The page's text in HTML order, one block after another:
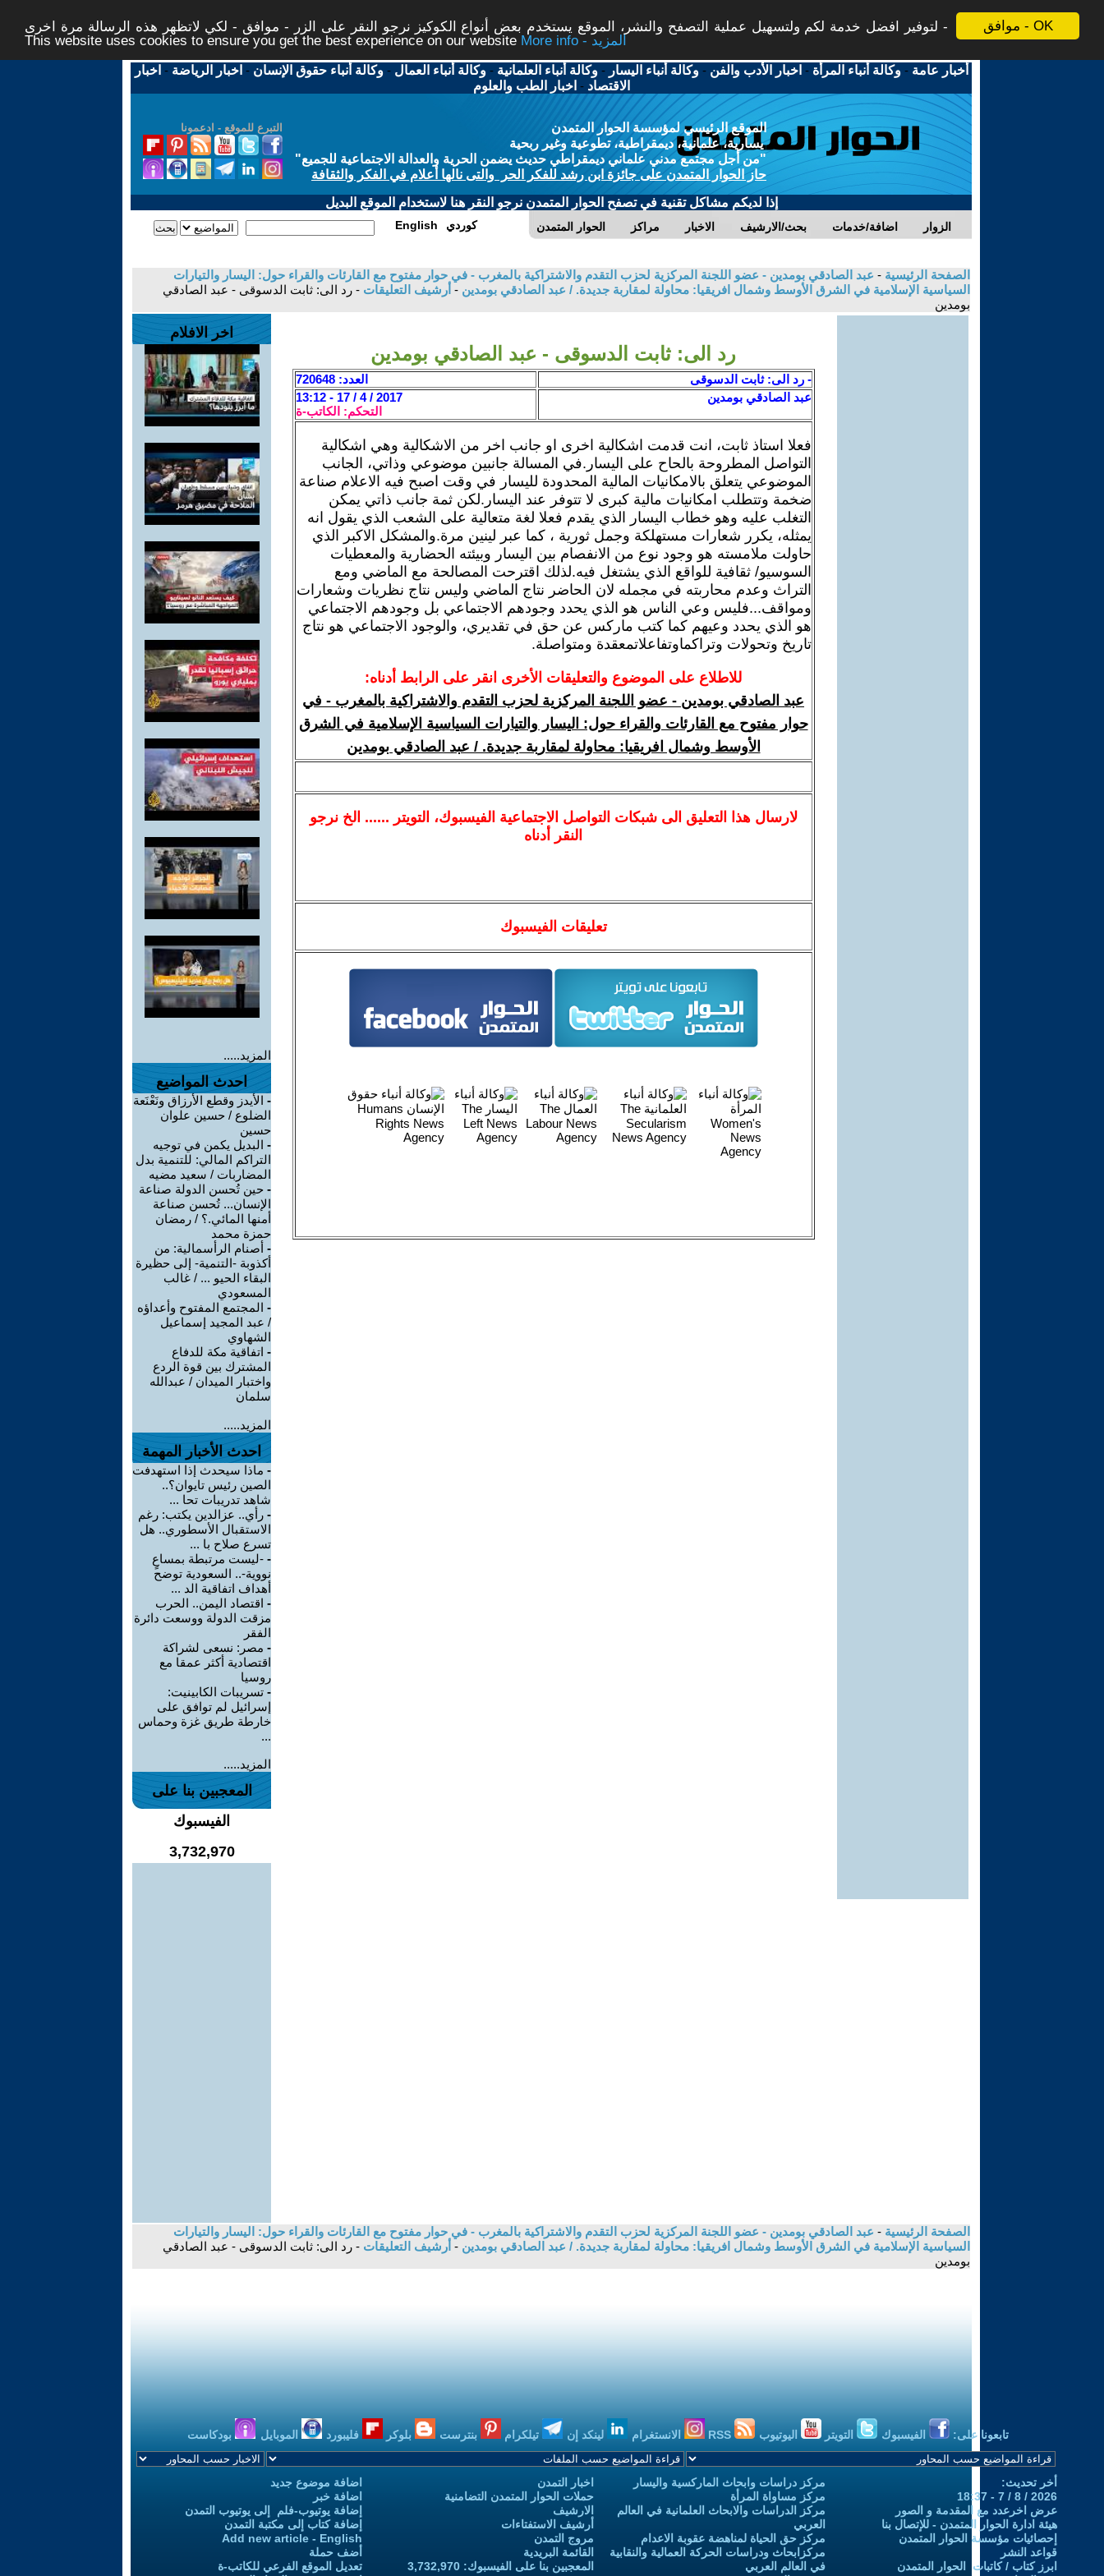
موافق - OK
لتوفير افضل خدمة لكم ولتسهيل عملية التصفح والنشر، الموقع يستخدم بعض أنواع الكوكيز نرجو النقر على الزر - موافق - لكي لاتظهر هذه الرسالة مرة اخرى -
This website uses cookies to ensure you get the best experience on our website
More info - المزيد
أخبار عامة -وكالة أنباء المرأة - اخبار الأدب والفن -وكالة أنباء اليسار -وكالة أنباء العلمانية -وكالة أنباء العمال -وكالة أنباء حقوق الإنسان - اخبار الرياضة - اخبار
الاقتصاد - اخبار الطب والعلوم
التبرع للموقع - ادعمونا
الموقع الرئيسي لمؤسسة الحوار المتمدن
يسارية، علمانية، ديمقراطية، تطوعية وغير ربحية
"من أجل مجتمع مدني علماني ديمقراطي حديث يضمن الحرية والعدالة الاجتماعية للجميع"
حاز الحوار المتمدن على جائزة ابن رشد للفكر الحر والتى نالها أعلام في الفكر والثقافة
إذا لديكم مشاكل تقنية في تصفح الحوار المتمدن نرجو النقر هنا لاستخدام الموقع البديل
الحوار المتمدن مراكز الاخبار بحث/الارشيف اضافة/خدمات الزوار English كوردي
الصفحة الرئيسية - عبد الصادقي بومدين - عضو اللجنة المركزية لحزب التقدم والاشتراكية بالمغرب - في حوار مفتوح مع القارئات والقراء حول: اليسار والتيارات
السياسية الإسلامية في الشرق الأوسط وشمال افريقيا: محاولة لمقاربة جديدة. / عبد الصادقي بومدين - أرشيف التعليقات - رد الى: ثابت الدسوقى - عبد الصادقي
بومدين
رد الى: ثابت الدسوقى - عبد الصادقي بومدين
- رد الى: ثابت الدسوقى
العدد: 720648
عبد الصادقي بومدين
2017 / 4 / 17 - 13:12
التحكم: الكاتب-ة
فعلا استاذ ثابت، انت قدمت اشكالية اخرى او جانب اخر من الاشكالية وهي اشكالية
التواصل المطروحة بالحاح على اليسار.في المسالة جانبين موضوعي وذاتي، الجانب
الموضوعي يتعلق بالامكانيات المالية المحدودة لليسار في وقت اصبح فيه الاعلام صناعة
ضخمة وتتطلب امكانيات مالية كبرى لا تتوفر عند اليسار.لكن ثمة جانب ذاتي يمكن
التغلب عليه وهو خطاب اليسار الذي يقدم فعلا لغة متعالية على الشعب الذي يقول انه
يمثله، يكرر شعارات مستهلكة وجمل ثورية ، كما عبر لينين مرة.والمشكل الاكبر الذي
حاولت ملامسته هو وجود نوع من الانفصام بين اليسار وبيئته الحضارية والمعطيات
السوسيو/ ثقافية للواقع الذي يشتغل فيه.لذلك اقترحت المصالحة مع الماضي ومع
التراث وعدم محاربته في مجمله لان الحاضر نتاج الماضي وليس نتاج نظريات وشعارات
ومواقف...فليس وعي الناس هو الذي يحدد وجودهم الاجتماعي بل وجودهم الاجتماعي
هو الذي يحدد وعيهم كما كتب ماركس عن حق في تقديري، والوجود الاجتماعي هو نتاج
تاريخ وتحولات وتراكماوتفاعلاتمعقدة ومتواصلة.
للاطلاع على الموضوع والتعليقات الأخرى انقر على الرابط أدناه:
عبد الصادقي بومدين - عضو اللجنة المركزية لحزب التقدم والاشتراكية بالمغرب - في
حوار مفتوح مع القارئات والقراء حول: اليسار والتيارات السياسية الإسلامية في الشرق
الأوسط وشمال افريقيا: محاولة لمقاربة جديدة. / عبد الصادقي بومدين
لارسالهذا التعليق الى شبكات التواصل الاجتماعية الفيسبوك، التويتر ...... الخ نرجو
النقر أدناه
تعليقات الفيسبوك
اخر الافلام
المزيد.....
احدث المواضيع
- الأيدز وقطع الأرزاق ونَعْنَعة
الضلوع / حسين علوان
حسين
- البديل يكمن في توجيه
التراكم المالي: للتنمية بدل
المضاربات / سعيد مضيه
- حين تُحسن الدولة صناعة
الإنسان... تُحسن صناعة
أمنها المائي.؟ / رمضان
حمزة محمد
- أصنام الرأسمالية: من
أكذوبة -التنمية- إلى حظيرة
البقاء الحيو ... / غالب
المسعودي
- المجتمع المفتوح وأعداؤه
/ عبد المجيد إسماعيل
الشهاوي
- اتفاقية مكة للدفاع
المشترك بين قوة الردع
واختبار الميدان / عبدالله
سلمان
المزيد.....
احدث الأخبار المهمة
- ماذا سيحدث إذا استهدفت
الصين رئيس تايوان؟..
شاهد تدريبات تحا ...
- رأي.. عزالدين يكتب: رغم
الاستقبال الأسطوري.. هل
تسرع صلاح با ...
- -ليست مرتبطة بمساعٍ
نووية-.. السعودية توضح
أهداف اتفاقية الد ...
- اقتصاد اليمن.. الحرب
مزقت الدولة ووسعت دائرة
الفقر
- مصر: نسعى لشراكة
اقتصادية أكثر عمقا مع
روسيا
- تسريبات الكابينيت:
إسرائيل لم توافق على
خارطة طريق غزة وحماس
...
المزيد.....
المعجبين بنا على
الفيسبوك
3,732,970
الصفحة الرئيسية - عبد الصادقي بومدين - عضو اللجنة المركزية لحزب التقدم والاشتراكية بالمغرب - في حوار مفتوح مع القارئات والقراء حول: اليسار والتيارات
السياسية الإسلامية في الشرق الأوسط وشمال افريقيا: محاولة لمقاربة جديدة. / عبد الصادقي بومدين - أرشيف التعليقات - رد الى: ثابت الدسوقى - عبد الصادقي
بومدين
تابعونا على: الفيسبوك التويتر اليوتيوب الانستغرام لينكد إن تيلكرام بنترست بلوكر فليبورد الموبايل بودكاست
أخر تحديث:
2026 / 8 / 7 - 18:37
عرض اخرعدد مع المقدمة و الصور
هيئة ادارة الحوار المتمدن - للإتصال بنا
إحصائيات مؤسسة الحوار المتمدن
قواعد النشر
ابرز كتاب / كاتبات الحوار المتمدن
مركز دراسات وابحاث الماركسية واليسار
مركز مساواة المرأة
مركز الدراسات والابحاث العلمانية في العالم
العربي
مركز حق الحياة لمناهضة عقوبة الاعدام
مركزابحاث ودراسات الحركة العمالية والنقابية
في العالم العربي
اخبار التمدن
حملات الحوار المتمدن التضامنية
الارشيف
أرشيف الاستفتاءات
مروج التمدن
القائمة البريدية
المعجبين بنا على الفيسبوك: 3,732,970
اضافة موضوع جديد
اضافة خبر
إضافة يوتيوب-فلم إلى يوتيوب التمدن
إضافة كتاب إلى مكتبة التمدن
Add new article - English
أضف حملة
تعديل الموقع الفرعي للكاتب-ة